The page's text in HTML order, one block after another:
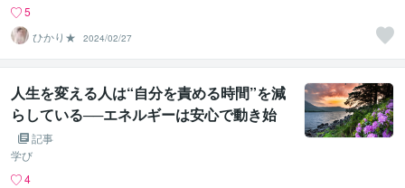
5
ひかり★
2024/02/27
人生を変える人は“自分を責める時間”を減
らしている──エネルギーは安心で動き始
める記事
学び
4